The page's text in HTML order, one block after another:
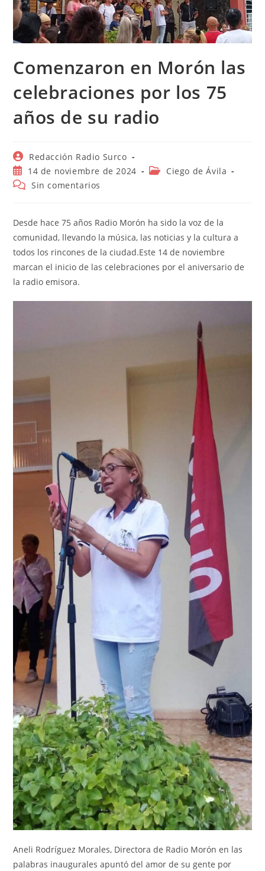
Comenzaron en Morón las
celebraciones por los 75
años de su radio
Autor
de
la
entrada:
Redacción Radio Surco
Publicación
de
la
14 de noviembre de 2024
Categoría
Ciego de Ávila
Comentarios
entrada:
Sin comentarios
Desde hace 75 años Radio Morón ha sido la voz de la
comunidad, llevando la música, las noticias y la cultura a
todos los rincones de la ciudad.Este 14 de noviembre
marcan el inicio de las celebraciones por el aniversario de
la radio emisora.
Aneli Rodríguez Morales, Directora de Radio Morón en las
palabras inaugurales apuntó del amor de su gente por